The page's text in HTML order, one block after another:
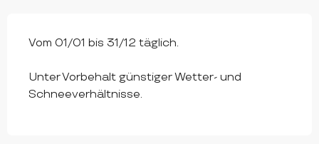
Vom 01/01 bis 31/12 täglich.
Unter Vorbehalt günstiger Wetter- und
Schneeverhältnisse.